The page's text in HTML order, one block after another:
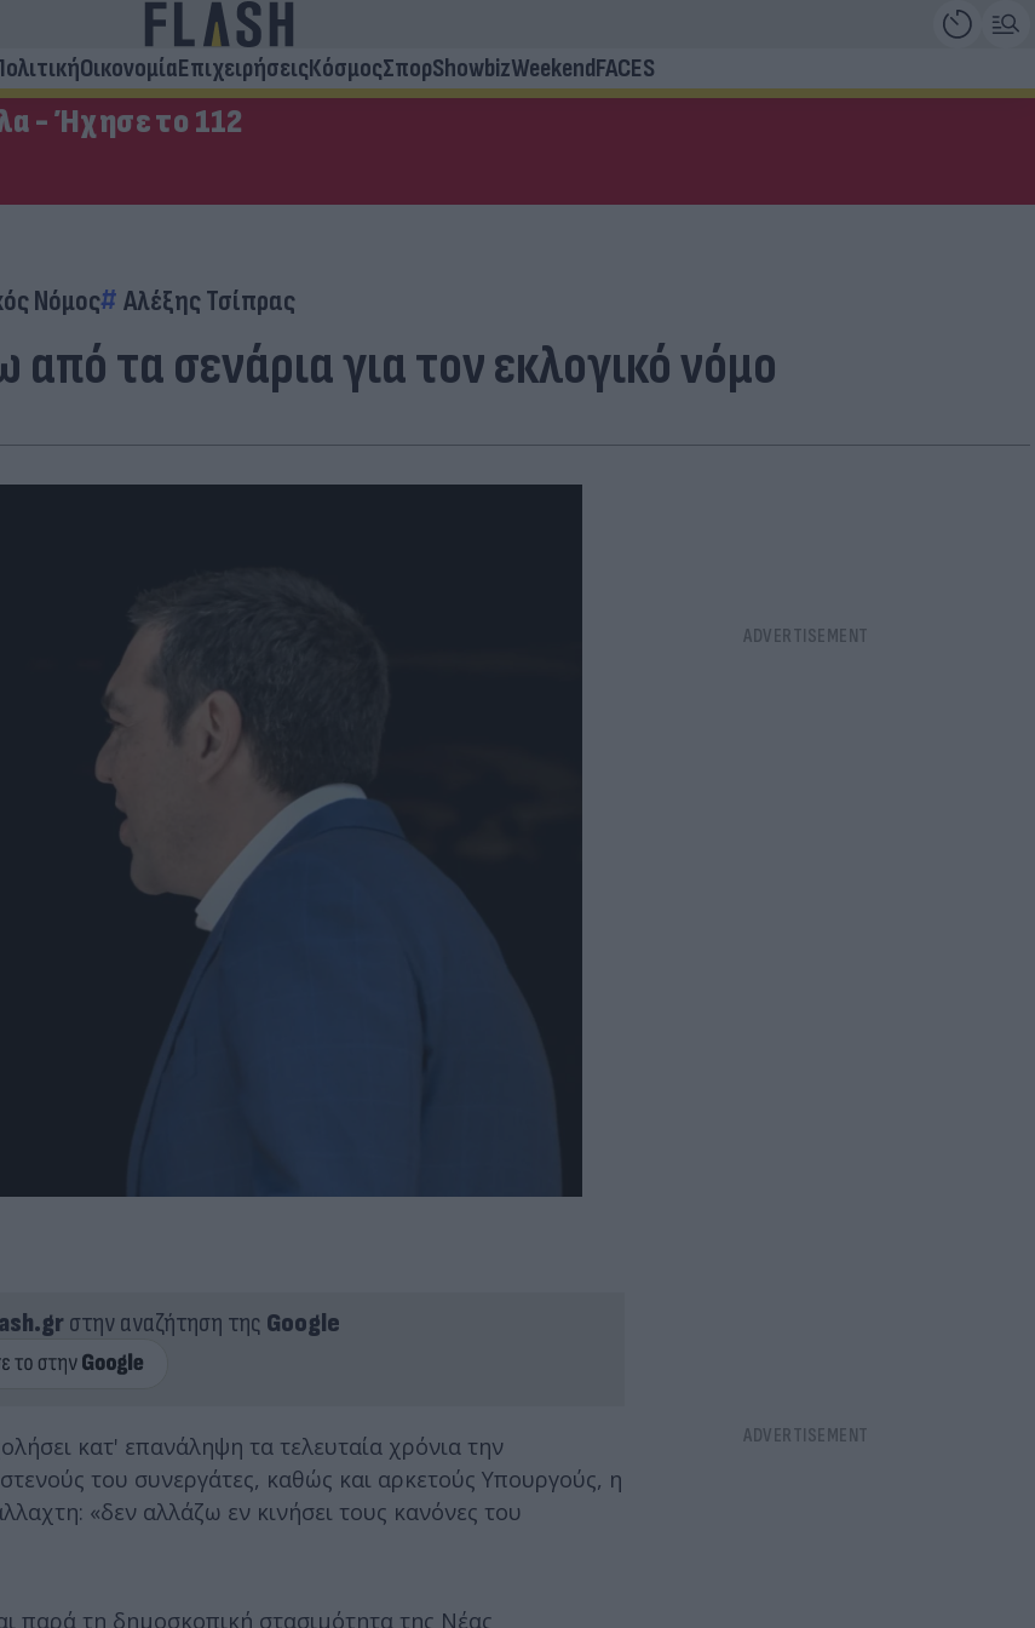
ΟικονομίαΕπιχειρήσειςΚόσμοςΣπορShowbizWeekendFACES
- Ήχησε το 112
Νόμος Αλέξης Τσίπρας
τα σενάρια για τον εκλογικό νόμο
στην αναζήτηση της Google
κατ' επανάληψη τα τελευταία χρόνια την
του συνεργάτες, καθώς και αρκετούς Υπουργούς, η
«δεν αλλάζω εν κινήσει τους κανόνες του
παρά τη δημοσκοπική στασιμότητα της Νέας